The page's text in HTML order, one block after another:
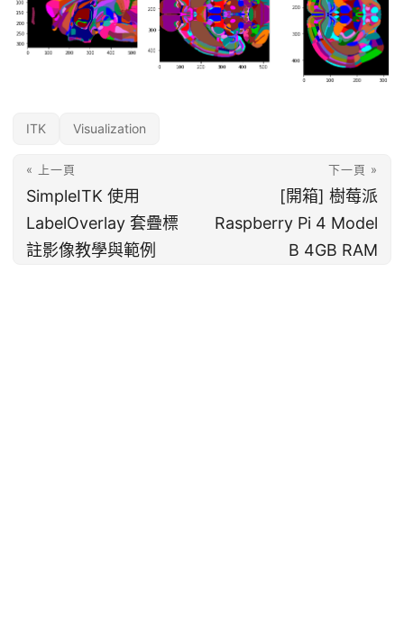
ITK Visualization
« 上一頁
SimpleITK 使用
LabelOverlay 套疊標
註影像教學與範例
下一頁 »
[開箱] 樹莓派
Raspberry Pi 4 Model
B 4GB RAM